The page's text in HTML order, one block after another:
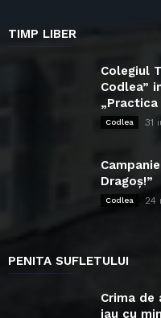
TIMP LIBER
Colegiul
Codlea”
Codlea 31
Dragoș!”
Codlea 24
PENITA SUFLETULUI
Crima
iau cu